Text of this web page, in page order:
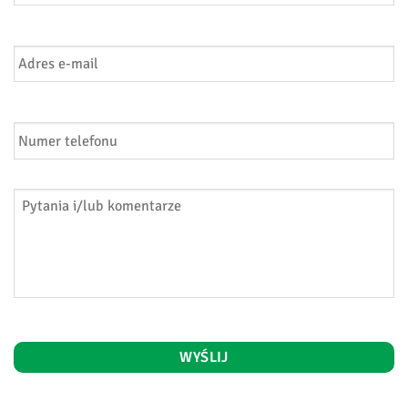
Adres
e-
mail *
Numer
telefonu
Pytania
i/lub